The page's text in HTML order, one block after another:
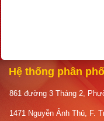
Hệ thống phân
861 đường 3 Tháng 2,
1471 Nguyễn Ảnh Thủ, F.